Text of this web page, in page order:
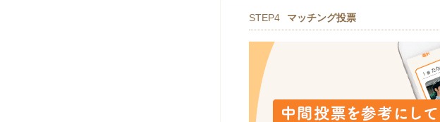
STEP4 マッチング投票